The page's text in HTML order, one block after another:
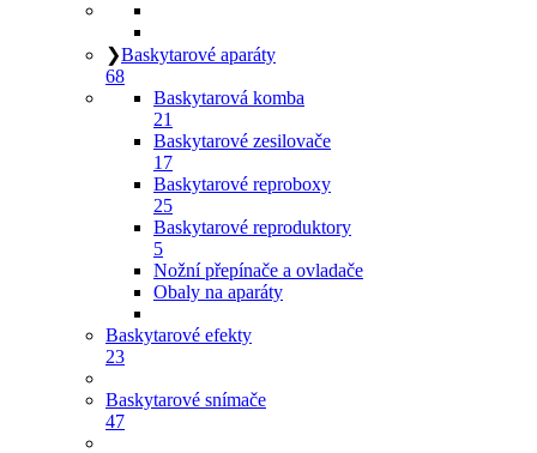
❯Baskytarové aparáty
68
Baskytarová komba
21
Baskytarové zesilovače
17
Baskytarové reproboxy
25
Baskytarové reproduktory
5
Nožní přepínače a ovladače
Obaly na aparáty
Baskytarové efekty
23
Baskytarové snímače
47